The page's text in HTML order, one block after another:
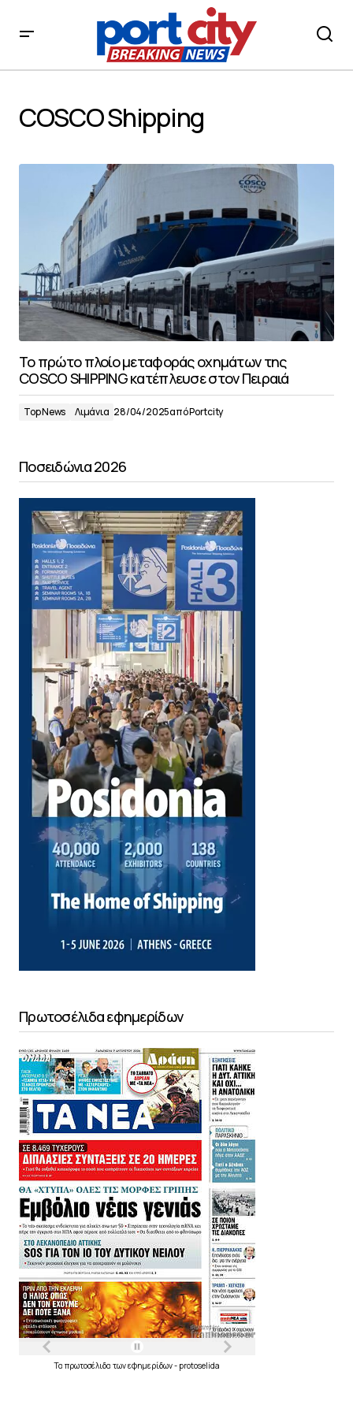
COSCO Shipping
Το πρώτο πλοίο μεταφοράς οχημάτων της
COSCO SHIPPING κατέπλευσε στον Πειραιά
Top News Λιμάνια 28/04/2025απόPortcity
Ποσειδώνια 2026
Πρωτοσέλιδα εφημερίδων
Τα πρωτοσέλιδα τωνεφημερίδων- protoselida